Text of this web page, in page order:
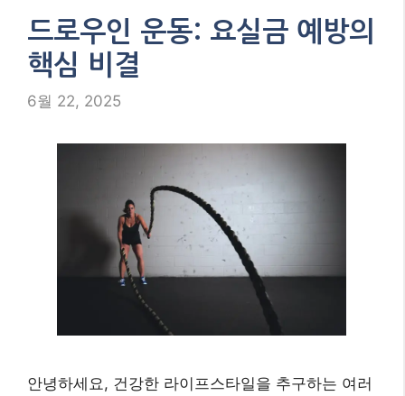
드로우인 운동: 요실금 예방의
핵심 비결
6월 22, 2025
안녕하세요, 건강한 라이프스타일을 추구하는 여러